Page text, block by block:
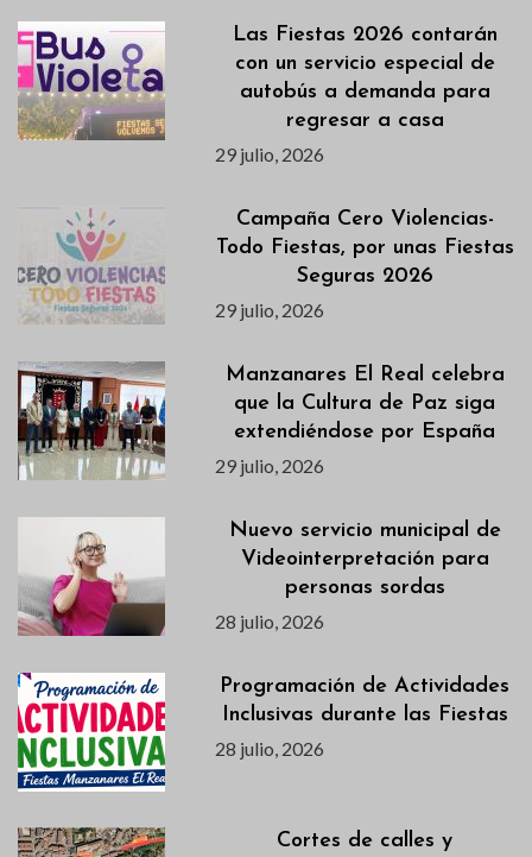
Las Fiestas 2026 contarán
con un servicio especial de
autobús a demanda para
regresar a casa
29 julio, 2026
Campaña Cero Violencias-
Todo Fiestas, por unas Fiestas
Seguras 2026
29 julio, 2026
Manzanares El Real celebra
que la Cultura de Paz siga
extendiéndose por España
29 julio, 2026
Nuevo servicio municipal de
Videointerpretación para
personas sordas
28 julio, 2026
Programación de Actividades
Inclusivas durante las Fiestas
28 julio, 2026
Cortes de calles y